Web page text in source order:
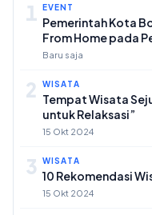
1 EVENT
Pemerintah Kota
From Home pada
Baru saja
2 WISATA
Tempat Wisata
untuk Relaksasi”
15 Okt 2024
3 WISATA
10 Rekomendasi
15 Okt 2024